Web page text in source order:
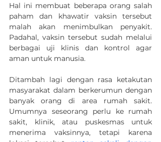
Hal ini membuat beberapa orang salah
paham dan khawatir vaksin tersebut
malah akan menimbulkan penyakit.
Padahal, vaksin tersebut sudah melalui
berbagai uji klinis dan kontrol agar
aman untuk manusia.
Ditambah lagi dengan rasa ketakutan
masyarakat dalam berkerumun dengan
banyak orang di area rumah sakit.
Umumnya seseorang perlu ke rumah
sakit, klinik, atau puskesmas untuk
menerima vaksinnya, tetapi karena